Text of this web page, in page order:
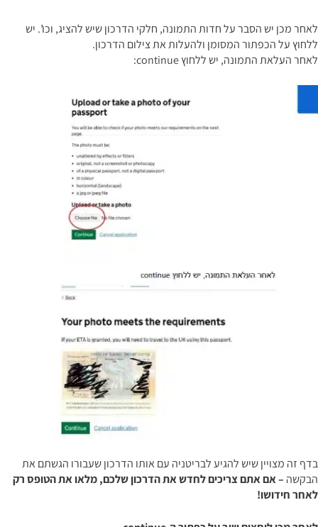
לאחר מכן יש הסבר על חדות התמונה, חלקי הדרכון שיש להציג, וכו’. יש
ללחוץ על הכפתור המסומן ולהעלות את צילום הדרכון.
לאחר העלאת התמונה, יש ללחוץ continue:
בדף זה מצויין שיש להגיע לבריטניה עם אותו הדרכון שעבורו הגשתם את
הבקשה – אם אתם צריכים לחדש את הדרכון שלכם, מלאו את הטופס רק
לאחר חידושו!